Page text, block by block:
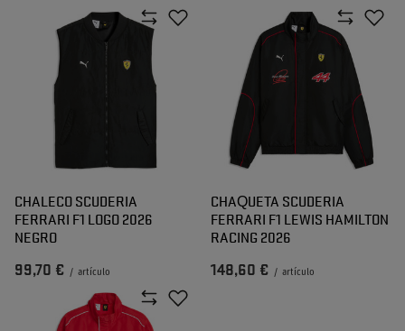
CHALECO SCUDERIA
FERRARI F1 LOGO 2026
NEGRO
99,70 € / artículo
CHAQUETA SCUDERIA
FERRARI F1 LEWIS HAMILTON
RACING 2026
148,60 € / artículo